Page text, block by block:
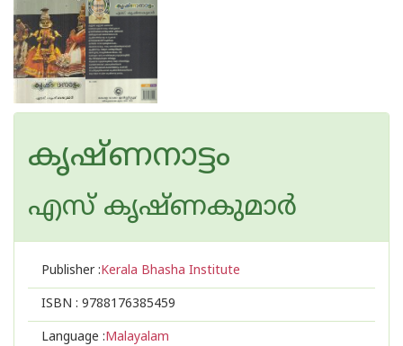
കൃഷ്ണനാട്ടം
എസ് കൃഷ്ണകുമാര്‍
Publisher :Kerala Bhasha Institute
ISBN : 9788176385459
Language :Malayalam